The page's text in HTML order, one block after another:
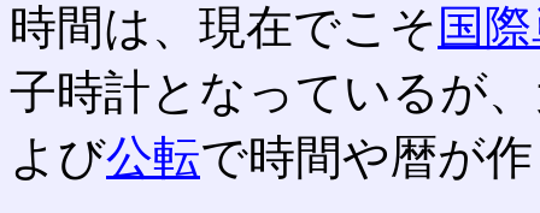
時間は、現在でこそ 国
子時計となっているが
よび公転で時間や暦が